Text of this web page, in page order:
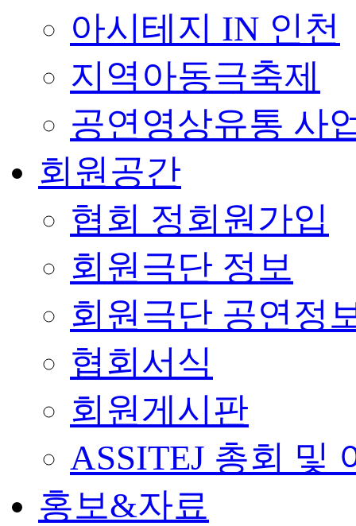
아시테지 IN 인천
지역아동극축제
공연영상유통 사
회원공간
협회 정회원가입
회원극단 정보
회원극단 공연정
협회서식
회원게시판
ASSITEJ 총회 및
홍보&자료